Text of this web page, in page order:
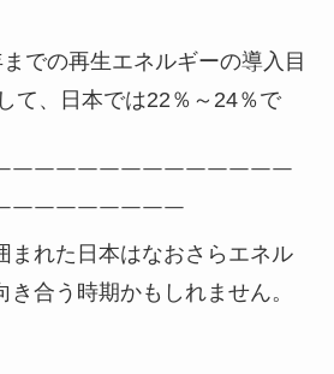
での再生エネルギーの導入目
て、日本では22％～24％で
￣￣￣￣￣￣￣￣￣￣￣￣￣
￣￣￣￣￣￣￣￣
まれた日本はなおさらエネル
合う時期かもしれません。